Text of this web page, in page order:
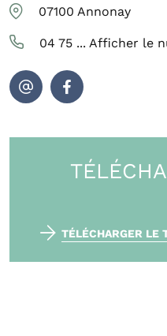
07100 Annonay
04 75 ... Afficher le
TÉLÉCHARGER LE